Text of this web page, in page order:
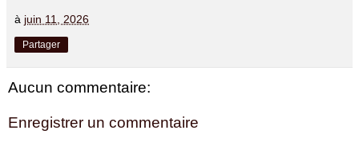
à juin 11, 2026
Partager
Aucun commentaire:
Enregistrer un commentaire